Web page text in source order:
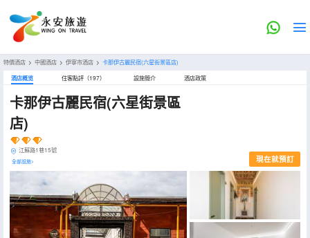
特價酒店 > 中國酒店 > 伊寧市酒店 > 卡那伊古麗民宿(六星街景區店)
酒店概览 住客點評（197） 設施簡介 酒店政策
卡那伊古麗民宿(六星街景區
店)
江蘇路1巷15號
全部設施> 現在就預訂